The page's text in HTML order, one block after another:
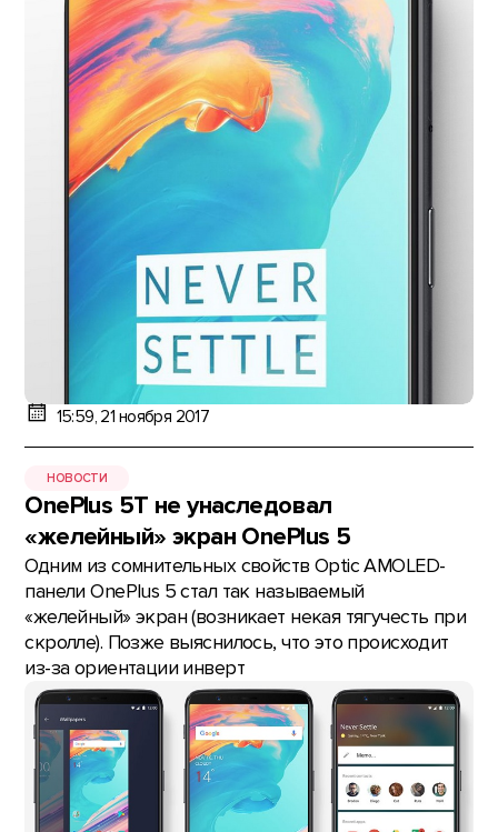
15:59, 21 ноября 2017
НОВОСТИ
OnePlus 5T не унаследовал
«желейный» экран OnePlus 5
Одним из сомнительных свойств Optic AMOLED-
панели OnePlus 5 стал так называемый
«желейный» экран (возникает некая тягучесть при
скролле). Позже выяснилось, что это происходит
из-за ориентации инверт